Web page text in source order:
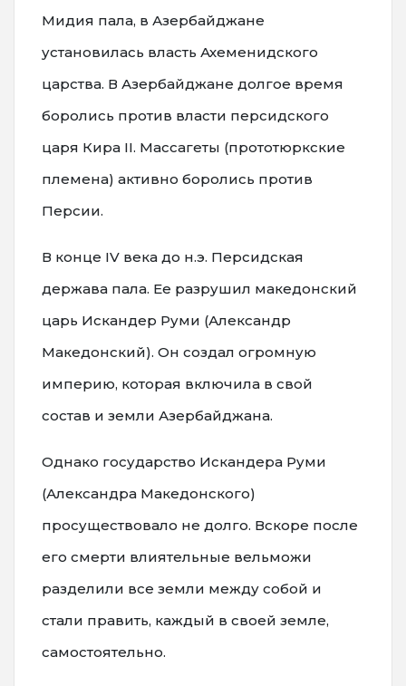
Мидия пала, в Азербайджане
установилась власть Ахеменидского
царства. В Азербайджане долгое время
боролись против власти персидского
царя Кира II. Массагеты (прототюркские
племена) активно боролись против
Персии.
В конце IV века до н.э. Персидская
держава пала. Ее разрушил македонский
царь Искандер Руми (Александр
Македонский). Он создал огромную
империю, которая включила в свой
состав и земли Азербайджана.
Однако государство Искандера Руми
(Александра Македонского)
просуществовало не долго. Вскоре после
его смерти влиятельные вельможи
разделили все земли между собой и
стали править, каждый в своей земле,
самостоятельно.